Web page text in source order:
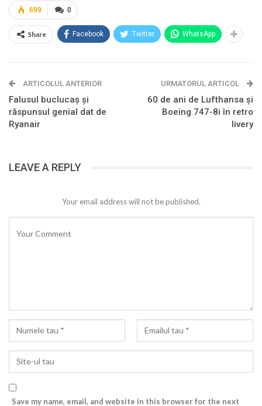
0
699
Share Facebook Twitter WhatsApp
ARTICOLUL ANTERIOR
Falusul buclucaş şi
răspunsul genial dat de
Ryanair
URMATORUL ARTICOL
60 de ani de Lufthansa şi
Boeing 747-8i în retro
livery
LEAVE A REPLY
Your email address will not be published.
Save my name, email, and website in this browser for the next